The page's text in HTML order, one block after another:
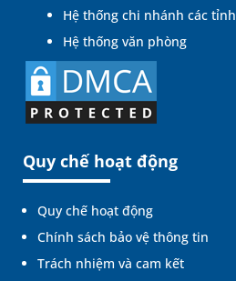
Hệ thống chi nhánh các tỉnh
Hệ thống văn phòng
Quy chế hoạt động
Quy chế hoạt động
Chính sách bảo vệ thông tin
Trách nhiệm và cam kết